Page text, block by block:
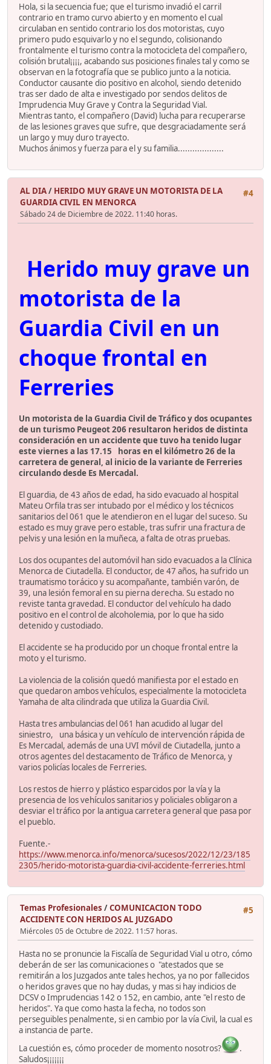
Hola, si la secuencia fue; que el turismo invadió el carril
contrario en tramo curvo abierto y en momento el cual
circulaban en sentido contrario los dos motoristas, cuyo
primero pudo esquivarlo y no el segundo, colisionando
frontalmente el turismo contra la motocicleta del compañero,
colisión brutal¡¡¡¡, acabando sus posiciones finales tal y como se
observan en la fotografía que se publico junto a la noticia.
Conductor causante dio positivo en alcohol, siendo detenido
tras ser dado de alta e investigado por sendos delitos de
Imprudencia Muy Grave y Contra la Seguridad Vial.
Mientras tanto, el compañero (David) lucha para recuperarse
de las lesiones graves que sufre, que desgraciadamente será
un largo y muy duro trayecto.
Muchos ánimos y fuerza para el y su familia...................
#4
AL DIA/ HERIDO MUY GRAVE UN MOTORISTA DE LA
GUARDIA CIVIL EN MENORCA
Sábado 24 de Diciembre de 2022. 11:40 horas.
Herido muy grave un
motorista de la
Guardia Civil en un
choque frontal en
Ferreries
Un motorista de la Guardia Civil de Tráfico y dos ocupantes
de un turismo Peugeot 206 resultaron heridos de distinta
consideración en un accidente que tuvo ha tenido lugar
este viernes a las 17.15 horas en el kilómetro 26 de la
carretera de general, al inicio de la variante de Ferreries
circulando desde Es Mercadal.
El guardia, de 43 años de edad, ha sido evacuado al hospital
Mateu Orfila tras ser intubado por el médico y los técnicos
sanitarios del 061 que le atendieron en el lugar del suceso. Su
estado es muy grave pero estable, tras sufrir una fractura de
pelvis y una lesión en la muñeca, a falta de otras pruebas.
Los dos ocupantes del automóvil han sido evacuados a la Clínica
Menorca de Ciutadella. El conductor, de 47 años, ha sufrido un
traumatismo torácico y su acompañante, también varón, de
39, una lesión femoral en su pierna derecha. Su estado no
reviste tanta gravedad. El conductor del vehículo ha dado
positivo en el control de alcoholemia, por lo que ha sido
detenido y custodiado.
El accidente se ha producido por un choque frontal entre la
moto y el turismo.
La violencia de la colisión quedó manifiesta por el estado en
que quedaron ambos vehículos, especialmente la motocicleta
Yamaha de alta cilindrada que utiliza la Guardia Civil.
Hasta tres ambulancias del 061 han acudido al lugar del
siniestro, una básica y un vehículo de intervención rápida de
Es Mercadal, además de una UVI móvil de Ciutadella, junto a
otros agentes del destacamento de Tráfico de Menorca, y
varios policías locales de Ferreries.
Los restos de hierro y plástico esparcidos por la vía y la
presencia de los vehículos sanitarios y policiales obligaron a
desviar el tráfico por la antigua carretera general que pasa por
el pueblo.
Fuente.-
https://www.menorca.info/menorca/sucesos/2022/12/23/185
2305/herido-motorista-guardia-civil-accidente-ferreries.html
#5
Temas Profesionales /COMUNICACION TODO
ACCIDENTE CON HERIDOS AL JUZGADO
Miércoles 05 de Octubre de 2022. 11:57 horas.
Hasta no se pronuncie la Fiscalía de Seguridad Vial u otro, cómo
deberán de ser las comunicaciones o "atestados que se
remitirán a los Juzgados ante tales hechos, ya no por fallecidos
o heridos graves que no hay dudas, y mas si hay indicios de
DCSV o Imprudencias 142 o 152, en cambio, ante "el resto de
heridos". Ya que como hasta la fecha, no todos son
perseguibles penalmente, si en cambio por la vía Civil, la cual es
a instancia de parte.
La cuestión es, cómo proceder de momento nosotros?
.
Saludos¡¡¡¡¡¡¡